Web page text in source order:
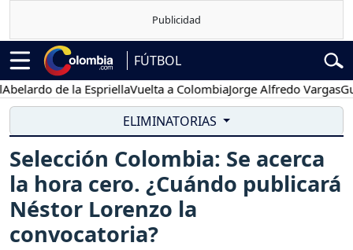
FÚTBOL
de la EspriellaVuelta a ColombiaJorge Alfredo Vargas
ELIMINATORIAS
Selección Colombia: Se acerca
la hora cero. ¿Cuándo publicará
Néstor Lorenzo la
convocatoria?